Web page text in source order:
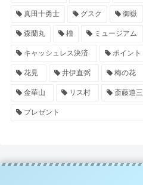
真田十勇士 グスク 御嶽
森蘭丸 櫓 ミュージアム
キャッシュレス決済 ポイント
花見 井伊直弼 梅の花
金華山 リス村 斎藤道三
プレゼント